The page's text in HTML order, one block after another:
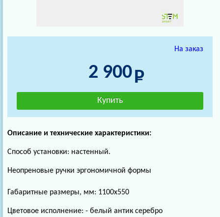
На заказ
2 900
Описание и технические характеристики:
Способ установки: настенный.
Неопреновые ручки эргономичной формы
Габаритные размеры, мм: 1100х550
Цветовое исполнение: - белый антик серебро